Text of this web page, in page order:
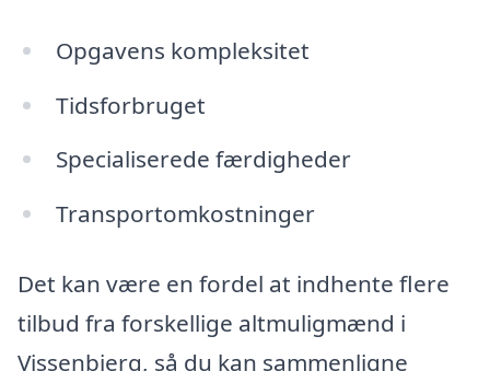
Opgavens kompleksitet
Tidsforbruget
Specialiserede færdigheder
Transportomkostninger
Det kan være en fordel at indhente flere
tilbud fra forskellige altmuligmænd i
Vissenbjerg, så du kan sammenligne